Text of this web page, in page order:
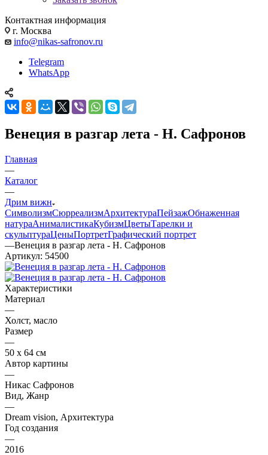
Контактная информация
г. Москва
info@nikas-safronov.ru
Telegram
WhatsApp
Венеция в разгар лета - Н. Сафронов
Главная
—
Каталог
—
Дрим вижн
СимволизмСюрреализмАрхитектураПейзажОбнаженная
натураАнималистикаКубизмЦветыТарелки и
скульптураЦеныПортретГрафический портрет
—Венеция в разгар лета - Н. Сафронов
Артикул: 54500
Характеристики
Материал
—
Холст, масло
Размер
—
50 х 64 см
Автор картины
—
Никас Сафронов
Вид, Жанр
—
Dream vision, Архитектура
Год создания
—
2016